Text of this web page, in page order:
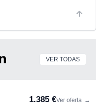
VER TODAS
1.385 €Ver oferta →